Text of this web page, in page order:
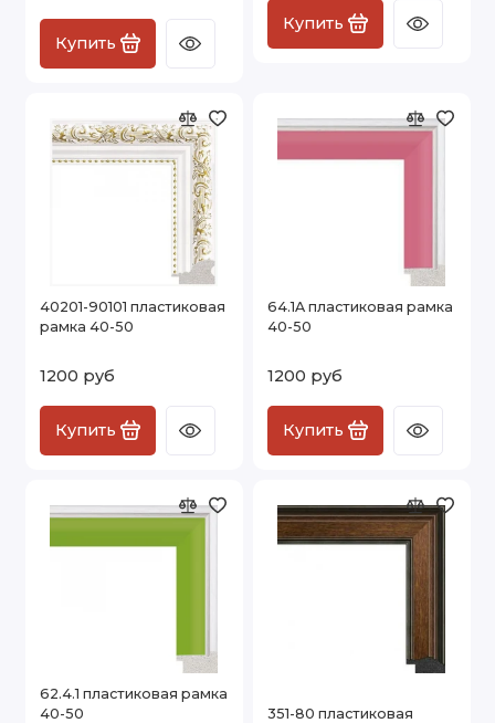
Купить
Купить
40201-90101 пластиковая
рамка 40-50
1200 руб
Купить
64.1A пластиковая рамка
40-50
1200 руб
Купить
62.4.1 пластиковая рамка
40-50
351-80 пластиковая